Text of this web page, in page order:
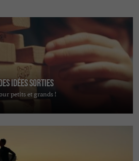
idées sorties
petits et grands !